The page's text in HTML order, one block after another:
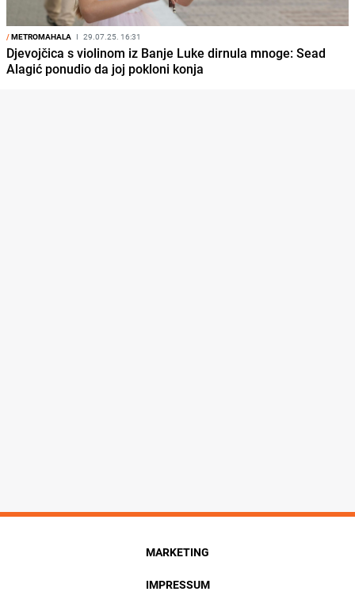
/METROMAHALA I 29.07.25. 16:31
Djevojčica s violinom iz Banje Luke dirnula mnoge: Sead
Alagić ponudio da joj pokloni konja
MARKETING
IMPRESSUM